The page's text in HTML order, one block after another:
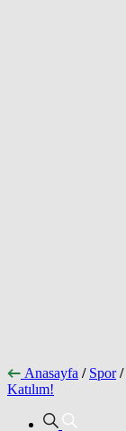
Anasayfa / Spor /
Katılım!